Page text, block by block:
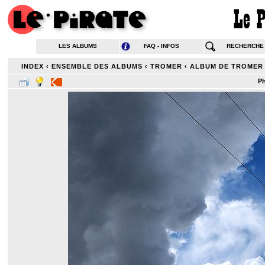
LES ALBUMS FAQ - INFOS RECHERCHE
INDEX ‹ ENSEMBLE DES ALBUMS ‹ TROMER ‹ ALBUM DE TROMER